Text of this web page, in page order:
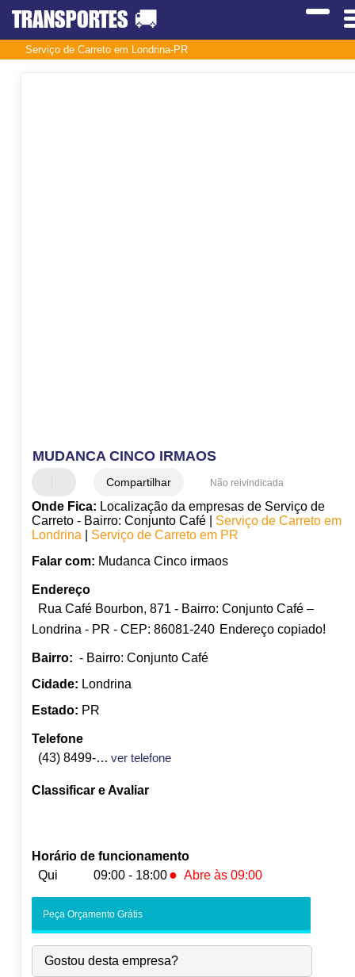
TRANSPORTES 🚚
Serviço de Carreto em Londrina-PR
MUDANCA CINCO IRMAOS
Compartilhar Não reivindicada
Onde Fica: Localização da empresas de Serviço de
Carreto - Bairro: Conjunto Café | Serviço de Carreto em
Londrina| Serviço de Carreto em PR
Falar com: Mudanca Cinco irmaos
Endereço
Rua Café Bourbon, 871 - Bairro: Conjunto Café –
Londrina - PR - CEP: 86081-240 Endereço copiado!
Bairro: - Bairro: Conjunto Café
Cidade: Londrina
Estado: PR
Telefone
(43) 8499-9757
ver telefone
Classificar e Avaliar
Horário de funcionamento
Qui
09:00 - 18:00 ● Abre às 09:00
-
Qua:
09:00-18:00
Qui:
09:00-18:00 ●
Peça Orçamento Grátis
Gostou desta empresa?